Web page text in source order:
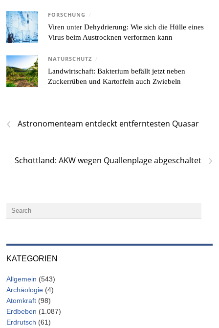
FORSCHUNG /
Viren unter Dehydrierung: Wie sich die Hülle eines
Virus beim Austrocknen verformen kann
NATURSCHUTZ /
Landwirtschaft: Bakterium befällt jetzt neben
Zuckerrüben und Kartoffeln auch Zwiebeln
‹ Astronomenteam entdeckt entferntesten Quasar
›
Schottland: AKW wegen Quallenplage abgeschaltet
KATEGORIEN
Allgemein (543)
Archäologie (4)
Atomkraft (98)
Erdbeben (1.087)
Erdrutsch (61)